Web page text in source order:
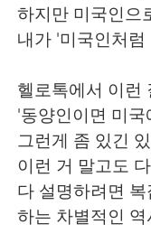
하지만 미국인으
내가 '미국인처
헬로톡에서 이런
'동양인이면 미
그런게 좀 있긴
이런 거 말고도
다 설명하려면
하는 차별적인 역